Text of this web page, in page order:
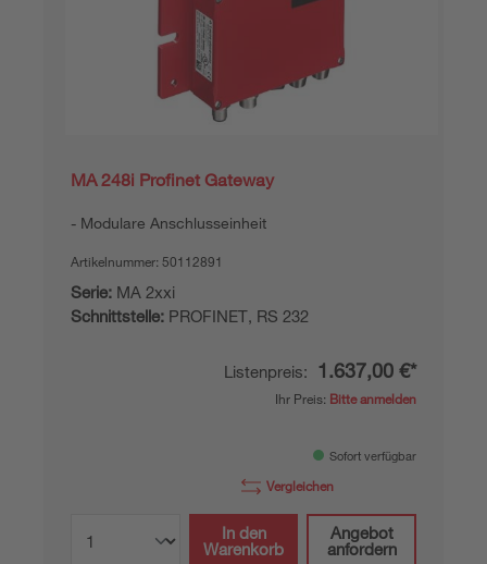
MA 248i Profinet Gateway
Modulare Anschlusseinheit
Artikelnummer: 50112891
Serie: MA 2xxi
Schnittstelle: PROFINET, RS 232
Listenpreis: 1.637,00 €*
Ihr Preis: Bitte anmelden
Sofort verfügbar
Vergleichen
In den
Warenkorb
Angebot
anfordern